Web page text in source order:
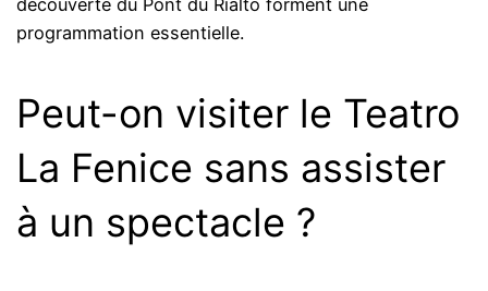
programmation essentielle.
Peut-on visiter le Teatro
La Fenice sans assister
à un spectacle ?